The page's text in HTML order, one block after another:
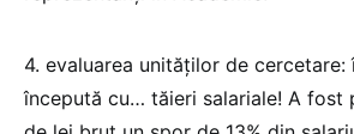
4. evaluarea unităților de cercetare:
începută cu… tăieri salariale! A fost